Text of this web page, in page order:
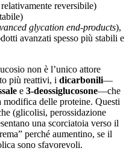
reversibile)
glycation end-products),
avanzati spesso più stabili e
non è l’unico attore
più reattivi, i dicarbonili—
e 3-deossiglucosone—che
modifica delle proteine. Questi
(glicolisi, perossidazione
una scorciatoia verso il
perché aumentino, se il
sono sfavorevoli.